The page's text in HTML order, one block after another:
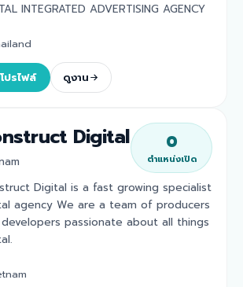
INTEGRATED ADVERTISING AGENCY
ปรไฟล์ ดูงาน
Digital 0
ตำแหน่งเปิด
Digital is a fast growing specialist
agency We are a team of producers
passionate about all things